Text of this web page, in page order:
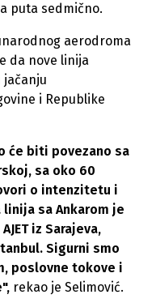
puta sedmično.
aerodroma
da nove linija
i Republike
će biti povezano sa
sa oko 60
o intenzitetu i
sa Ankarom je
iz Sarajeva,
Sigurni smo
poslovne tokove i
rekao je Selimović.